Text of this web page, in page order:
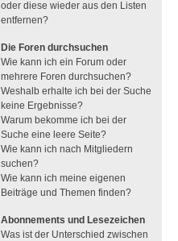
oder diese wieder aus den Listen
entfernen?
Die Foren durchsuchen
Wie kann ich ein Forum oder
mehrere Foren durchsuchen?
Weshalb erhalte ich bei der Suche
keine Ergebnisse?
Warum bekomme ich bei der
Suche eine leere Seite?
Wie kann ich nach Mitgliedern
suchen?
Wie kann ich meine eigenen
Beiträge und Themen finden?
Abonnements und Lesezeichen
Was ist der Unterschied zwischen